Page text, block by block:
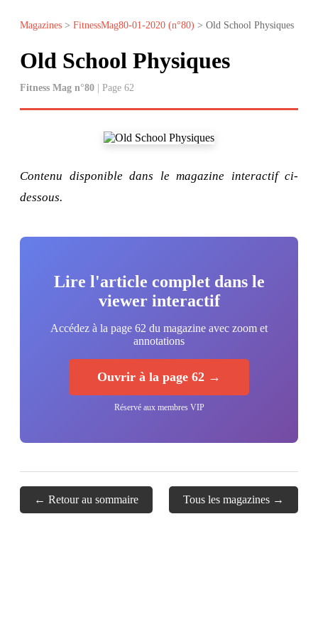
Magazines > FitnessMag80-01-2020 (n°80) > Old School Physiques
Old School Physiques
Fitness Mag n°80 | Page 62
Contenu disponible dans le magazine interactif ci-
dessous.
Lire l'article complet dans le
viewer interactif
Accédez à la page 62 du magazine avec zoom et
annotations
Ouvrir à la page 62 →
Réservé aux membres VIP
← Retour au sommaire Tous les magazines →